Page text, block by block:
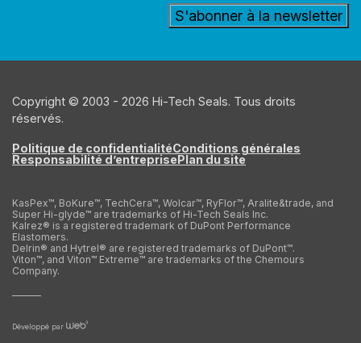
Copyright © 2003 - 2026 Hi-Tech Seals. Tous droits
réservés.
Politique de confidentialitéConditions générales
Responsabilité d’entreprisePlan du site
KasPex™, BoKure™, TechCera™, Wolcar™, RyFlor™, Aralite&trade, and
Super Hi-glyde™ are trademarks of Hi-Tech Seals Inc.
Kalrez® is a registered trademark of DuPont Performance
Elastomers.
Delrin® and Hytrel® are registered trademarks of DuPont™.
Viton™, and Viton™ Extreme™ are trademarks of the Chemours
Company.
Développé par